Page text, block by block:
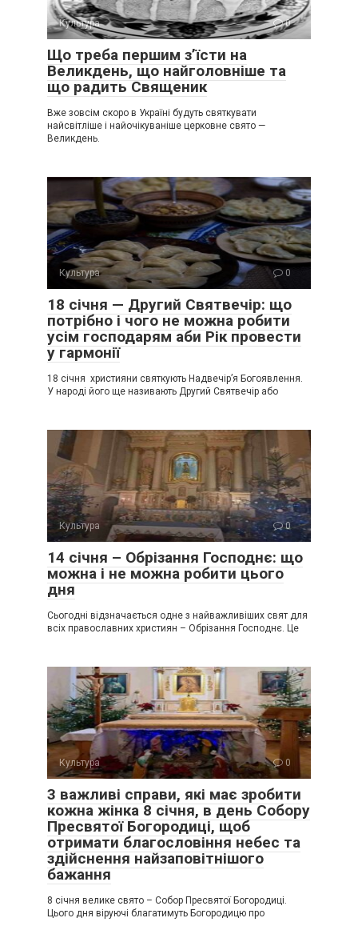
Культура 0
Що треба першим з’їсти на
Великдень, що найголовніше та
що радить Священик
Вже зовсім скоро в Україні будуть святкувати
найсвітліше і найочікуваніше церковне свято —
Великдень.
Культура 0
18 січня — Другий Святвечір: що
потрібно і чого не можна робити
усім господарям аби Рік провести
у гармонії
18 січня християни святкують Надвечір’я Богоявлення.
У народі його ще називають Другий Святвечір або
Культура 0
14 січня – Обрізання Господнє: що
можна і не можна робити цього
дня
Сьогодні відзначається одне з найважливіших свят для
всіх православних християн – Обрізання Господнє. Це
Культура 0
3 важливі справи, які має зробити
кожна жінка 8 січня, в день Собору
Пресвятої Богородиці, щоб
отримати благословіння небес та
здійснення найзаповітнішого
бажання
8 січня велике свято – Собор Пресвятої Богородиці.
Цього дня віруючі благатимуть Богородицю про